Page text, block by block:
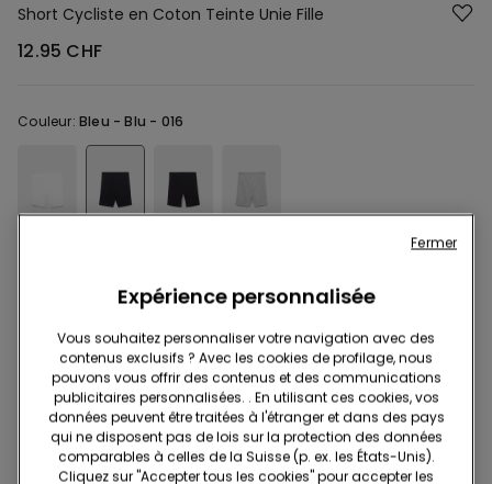
Short Cycliste en Coton Teinte Unie Fille
12.95 CHF
Couleur:Bleu -Blu - 016
Short cycliste fille confectionné en coton doux et respirant, idéal
pour le confort tout au long de la journée. Ce short cycliste coton
se caractérise par sa coupe près du corps qui épouse
délicatement les jambes sans comprimer, assurant une liberté
de mouvement optimale. La longueur mi-cuisse typique du
En savoir plus
Expérience personnalisée
Vous souhaitez personnaliser votre navigation avec des
contenus exclusifs ? Avec les cookies de profilage, nous
pouvons vous offrir des contenus et des communications
publicitaires personnalisées. . En utilisant ces cookies, vos
données peuvent être traitées à l'étranger et dans des pays
qui ne disposent pas de lois sur la protection des données
comparables à celles de la Suisse (p. ex. les États-Unis).
Cliquez sur "Accepter tous les cookies" pour accepter les
Fermer